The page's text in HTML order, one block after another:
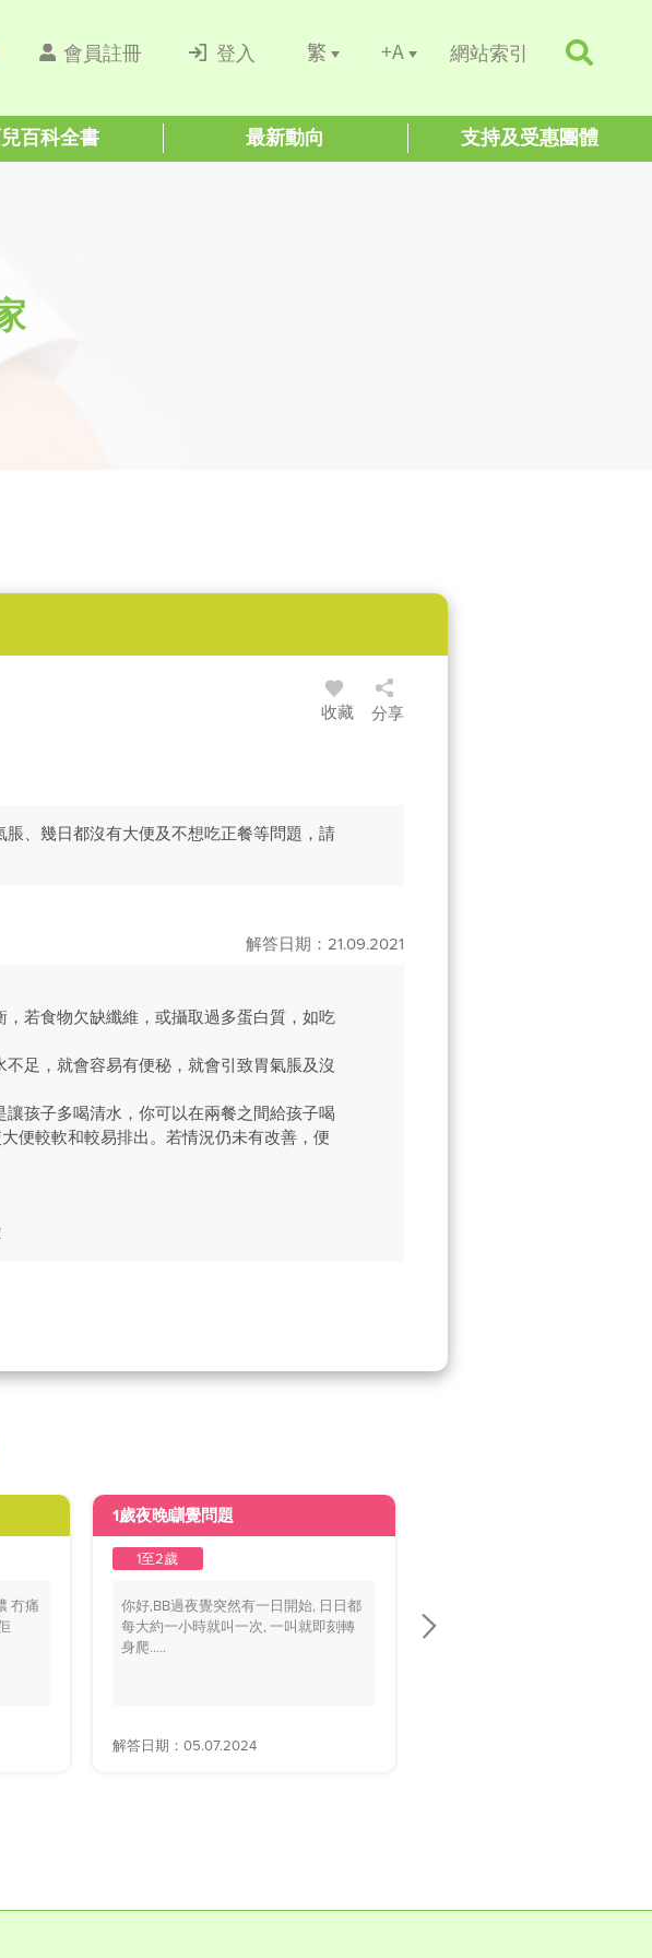
會員註冊 登入 繁 +A 網站索引
百科全書 最新動向 支持及受惠團體
收藏 分享
、幾日都沒有大便及不想吃正餐等問題，請
解答日期：21.09.2021
若食物欠缺纖維，或攝取過多蛋白質，如吃
足，就會容易有便秘，就會引致胃氣脹及沒
孩子多喝清水，你可以在兩餐之間給孩子喝
便較軟和較易排出。若情況仍未有改善，便
冇痛
1歲夜晚瞓覺問題
1至2歲
你好,BB過夜覺突然有一日開始, 日日都
每大約一小時就叫一次, 一叫就即刻轉
身爬.....
解答日期：05.07.2024